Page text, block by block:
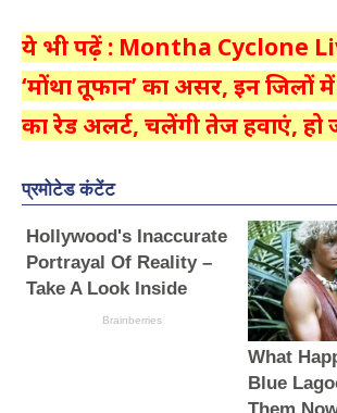
ये भी पढ़ें : Montha Cyclone
‘मोंथा तूफान’ का असर, इन जिलों में
का रेड अलर्ट, चलेंगी तेज हवाएं, हो